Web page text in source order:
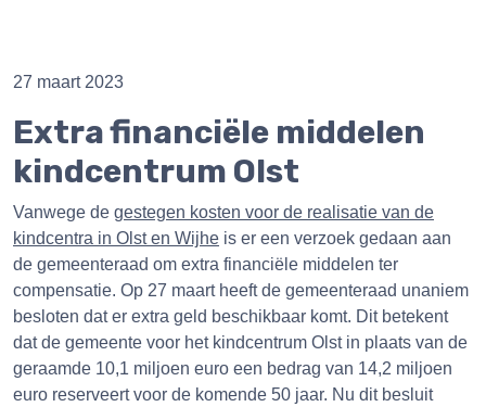
27 maart 2023
Extra financiële middelen
kindcentrum Olst
Vanwege de gestegen kosten voor de realisatie van de
kindcentra in Olst en Wijhe is er een verzoek gedaan aan
de gemeenteraad om extra financiële middelen ter
compensatie. Op 27 maart heeft de gemeenteraad unaniem
besloten dat er extra geld beschikbaar komt. Dit betekent
dat de gemeente voor het kindcentrum Olst in plaats van de
geraamde 10,1 miljoen euro een bedrag van 14,2 miljoen
euro reserveert voor de komende 50 jaar. Nu dit besluit